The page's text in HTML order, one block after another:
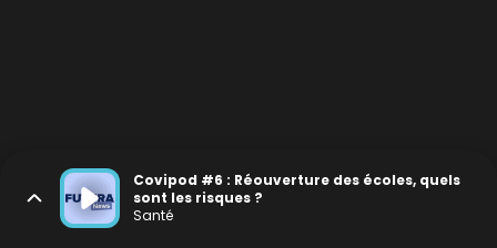
Covipod #6 : Réouverture des écoles, quels
sont les risques ?
Santé